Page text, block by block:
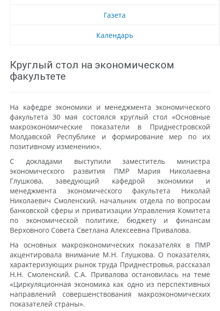
Газета
Календарь
Круглый стол на экономическом
факультете
На кафедре экономики и менеджмента экономического
факультета 30 мая состоялся круглый стол «Основные
макроэкономические показатели в Приднестровской
Молдавской Республике и формирование мер по их
позитивному изменению».
С докладами выступили заместитель министра
экономического развития ПМР Мария Николаевна
Глушкова, заведующий кафедрой экономики и
менеджмента экономического факультета Николай
Николаевич Смоленский, начальник отдела по вопросам
банковской сферы и приватизации Управления Комитета
по экономической политике, бюджету и финансам
Верховного Совета Светлана Алексеевна Привалова.
На основных макроэкономических показателях в ПМР
акцентировала внимание М.Н. Глушкова. О показателях,
характеризующих рынок труда Приднестровья, рассказал
Н.Н. Смоленский. С.А. Привалова остановилась на теме
«Циркуляционная экономика как одно из перспективных
направлений совершенствования макроэкономических
показателей страны».